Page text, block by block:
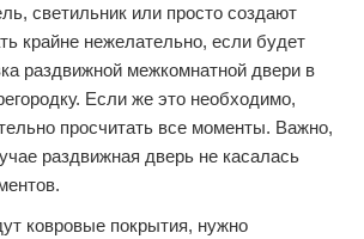
светильник или просто создают
крайне нежелательно, если будет
раздвижной межкомнатной двери в
Если же это необходимо,
просчитать все моменты. Важно,
раздвижная дверь не касалась
ковровые покрытия, нужно